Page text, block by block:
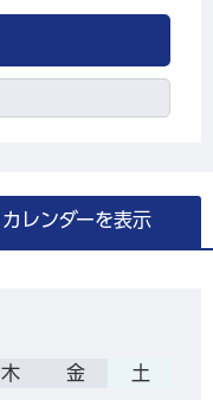
カレンダーを表示
木 金
土